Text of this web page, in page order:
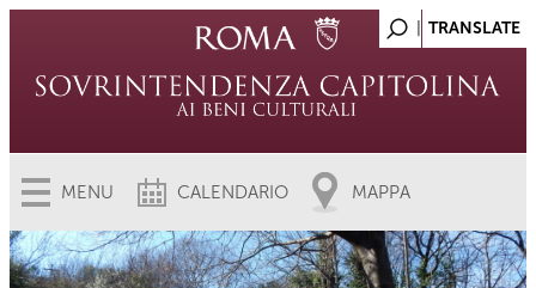
MENU CALENDARIO MAPPA